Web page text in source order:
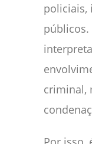
policiais,
públicos.
criminal,